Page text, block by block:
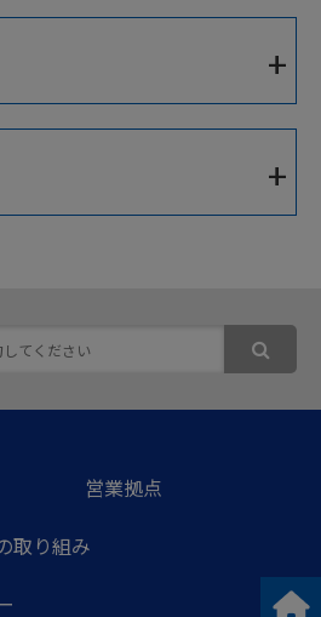
+
+
トローラ
営業拠点
取り組み